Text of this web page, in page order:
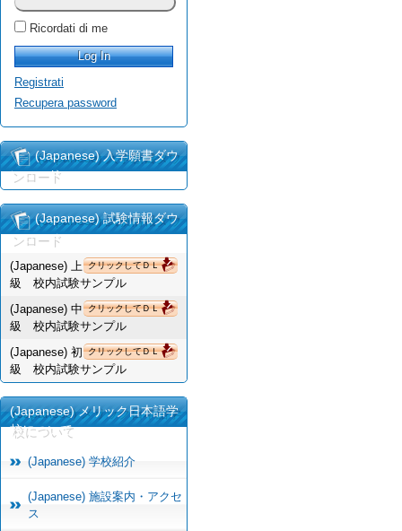
Ricordati di me
Registrati
Recupera password
(Japanese) 入学願書ダウ
ンロード
(Japanese) 試験情報ダウ
ンロード
クリックしてＤＬ
(Japanese) 上
級 校内試験サンプル
クリックしてＤＬ
(Japanese) 中
級 校内試験サンプル
クリックしてＤＬ
(Japanese) 初
級 校内試験サンプル
(Japanese) メリック日本語学
校について
(Japanese) 学校紹介
(Japanese) 施設案内・アクセ
ス